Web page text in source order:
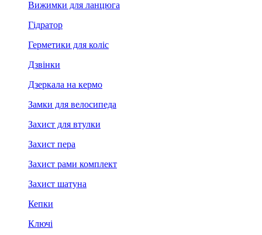
Вижимки для ланцюга
Гідратор
Герметики для коліс
Дзвінки
Дзеркала на кермо
Замки для велосипеда
Захист для втулки
Захист пера
Захист рами комплект
Захист шатуна
Кепки
Ключі